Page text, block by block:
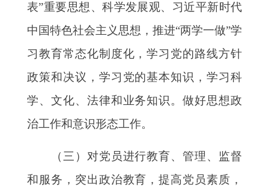
表”重要思想、科学发展观、习近平新时代
中国特色社会主义思想，推进“两学一做”学
习教育常态化制度化，学习党的路线方针
政策和决议，学习党的基本知识，学习科
学、文化、法律和业务知识。做好思想政
治工作和意识形态工作。
（三）对党员进行教育、管理、监督
和服务，突出政治教育，提高党员素质，